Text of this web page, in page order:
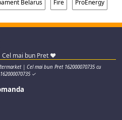
Belarus Fire ProEnergy
Cel mai bun Pret ♥
| Cel mai bun Pret 162000070735 cu
✓